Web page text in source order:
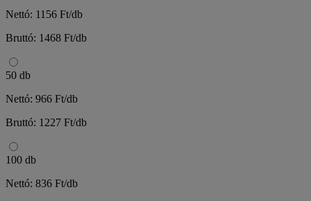
Nettó: 1156 Ft/db
Bruttó: 1468 Ft/db
50 db
Nettó: 966 Ft/db
Bruttó: 1227 Ft/db
100 db
Nettó: 836 Ft/db